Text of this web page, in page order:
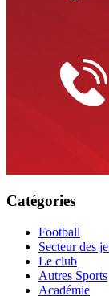
Catégories
Football
Secteur des
Le club
Autres Sports
Académie